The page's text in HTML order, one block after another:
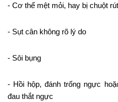
- Cơ thể mệt mỏi, hay bị chuột rút
- Sụt cân không rõ lý do
- Sôi bụng
- Hồi hộp, đánh trống ngực
đau thắt ngực